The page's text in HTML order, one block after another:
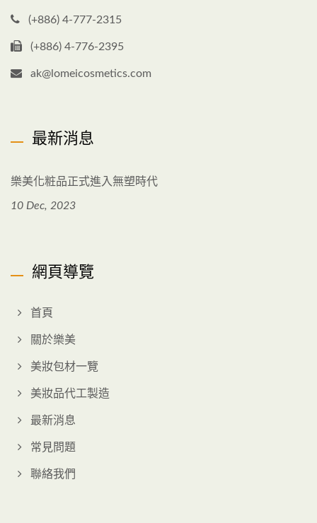
(+886) 4-777-2315
(+886) 4-776-2395
ak@lomeicosmetics.com
最新消息
樂美化粧品正式進入無塑時代
10 Dec, 2023
網頁導覽
首頁
關於樂美
美妝包材一覽
美妝品代工製造
最新消息
常見問題
聯絡我們